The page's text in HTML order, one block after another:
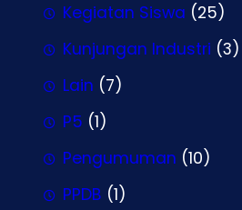
Kegiatan Siswa (25)
Kunjungan Industri (3)
Lain (7)
P5 (1)
Pengumuman (10)
PPDB (1)